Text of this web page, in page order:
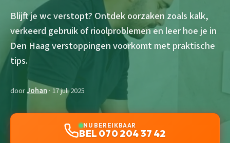
Blijft je wc verstopt? Ontdek oorzaken zoals kalk,
verkeerd gebruik of rioolproblemen en leer hoe je in
Den Haag verstoppingen voorkomt met praktische
tips.
doorJohan · 17 juli 2025
NU BEREIKBAAR
BEL 070 204 37 42